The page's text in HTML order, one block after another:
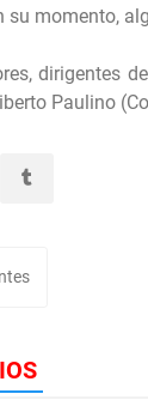
su momento,
dirigentes
Paulino